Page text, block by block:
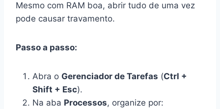
Mesmo com RAM boa, abrir tudo de uma vez
pode causar travamento.
Passo a passo:
Abra o Gerenciador de Tarefas (Ctrl +
Shift + Esc).
Na aba Processos, organize por: